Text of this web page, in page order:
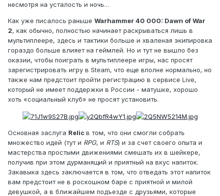
несмотря на усталость и ночь…
Как уже писалось раньше Warhammer 40 000: Dawn of War
2, как обычно, полностью начинает раскрываться лишь в
мультиплеере, здесь и тактики больше и хваленая экипировка
гораздо больше влияет на геймлей. Но и тут не вышло без
оказии, чтобы поиграть в мультиплеере игры, нас просят
зарегистрировать игру в Steam, что еще вполне нормально, но
также нам предстоит пройти регистрацию в сервисе Live,
который не имеет поддержки в России - матушке, хорошо
хоть «социальный клуб» не просят установить.
Основная заслуга Relicв том, что они смогли собрать
множество идей (тут и RPG, и RTS) и за счет своего опыта и
мастерства простыми движениями смешать их в шейкере,
получив при этом дурманящий и приятный на вкус напиток.
Закавыка здесь заключается в том, что отведать этот напиток
вам предстоит не в роскошном баре с приятной и милой
девушкой, а в ближайшем подъезде с друзьями, которые